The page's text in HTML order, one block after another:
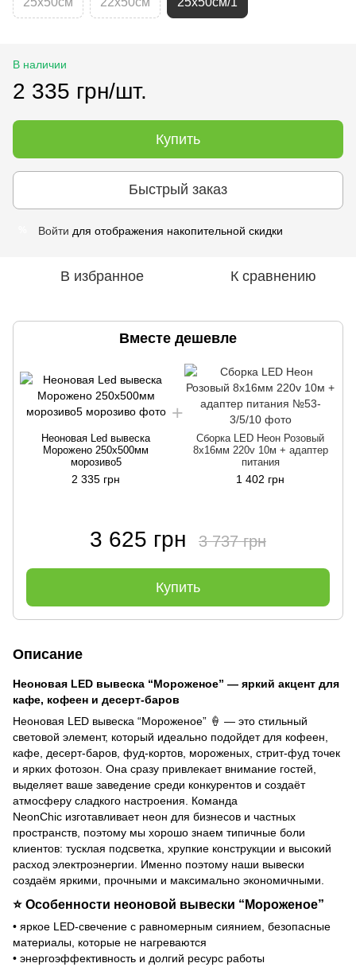
В наличии
2 335 грн/шт.
Купить
Быстрый заказ
Войти для отображения накопительной скидки
В избранное К сравнению
Вместе дешевле
Неоновая Led вывеска
Морожено 250х500мм
морозиво5
2 335 грн
Сборка LED Неон Розовый
8х16мм 220v 10м + адаптер
питания
1 402 грн
3 625 грн 3 737 грн
Купить
Описание
Неоновая LED вывеска “Мороженое” — яркий акцент для
кафе, кофеен и десерт-баров
Неоновая LED вывеска “Мороженое” 🍦 — это стильный
световой элемент, который идеально подойдет для кофеен,
кафе, десерт-баров, фуд-кортов, мороженых, стрит-фуд точек
и ярких фотозон. Она сразу привлекает внимание гостей,
выделяет ваше заведение среди конкурентов и создаёт
атмосферу сладкого настроения. Команда
NeonChic изготавливает неон для бизнесов и частных
пространств, поэтому мы хорошо знаем типичные боли
клиентов: тусклая подсветка, хрупкие конструкции и высокий
расход электроэнергии. Именно поэтому наши вывески
создаём яркими, прочными и максимально экономичными.
⭐ Особенности неоновой вывески “Мороженое”
• яркое LED-свечение с равномерным сиянием, безопасные
материалы, которые не нагреваются
• энергоэффективность и долгий ресурс работы